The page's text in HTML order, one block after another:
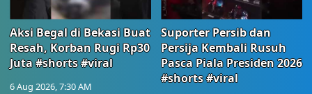
Aksi Begal di Bekasi Buat
Resah, Korban Rugi Rp30
Juta #shorts #viral
6 Aug 2026, 7:30 AM
Suporter Persib dan
Persija Kembali Rusuh
Pasca Piala Presiden 2026
#shorts #viral